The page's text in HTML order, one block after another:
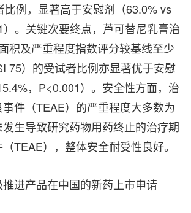
比例，显著高于安慰剂（63.0% vs
。关键次要终点，芦可替尼乳膏治
积及严重程度指数评分较基线至少
75）的受试者比例亦显著优于安慰
，P<0.001）。安全性方面，治
件（TEAE）的严重程度大多数为
生导致研究药物用药终止的治疗期
TEAE），整体安全耐受性良好。
进产品在中国的新药上市申请